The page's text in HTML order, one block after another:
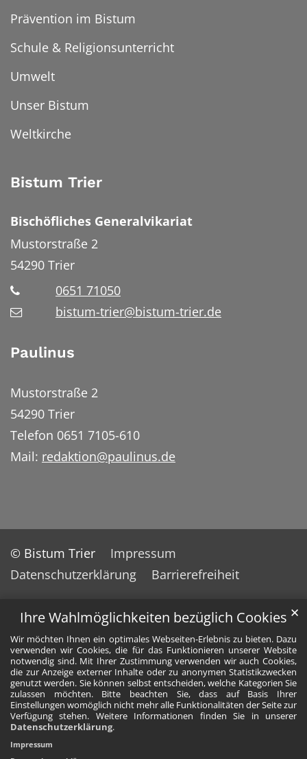
Ihre Wahlmöglichkeiten bezüglich Cookies
Wir möchten Ihnen ein optimales Webseiten-Erlebnis zu bieten. Dazu
verwenden wir Cookies, die für das Funktionieren unserer Website
notwendig sind. Mit Ihrer Zustimmung verwenden wir auch Cookies,
die zur Anzeige externer Inhalte oder zu anonymen Statistikzwecken
genutzt werden. Sie können selbst entscheiden, welche Kategorien Sie
zulassen möchten. Bitte beachten Sie, dass auf Basis Ihrer
Einstellungen womöglich nicht mehr alle Funktionalitäten der Seite zur
Verfügung stehen. Weitere Informationen finden Sie in unserer
Datenschutzerklärung.
✕
Impressum
Prävention im Bistum
Schule & Religionsunterricht
Umwelt
Unser Bistum
Weltkirche
Bistum Trier
Bischöfliches Generalvikariat
Mustorstraße 2
54290 Trier
0651 71050
bistum-trier@bistum-trier.de
Paulinus
Mustorstraße 2
54290 Trier
Telefon 0651 7105-610
Mail: redaktion@paulinus.de
© Bistum Trier
Impressum
Datenschutzerklärung
Barrierefreiheit